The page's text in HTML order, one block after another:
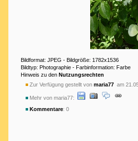
Bildformat: JPEG - Bildgröße: 1782x1536
Bildtyp: Photographie - Farbinformation: Farbe
Hinweis zu den Nutzungsrechten
Zur Verfügung gestellt von maria77 am
Mehr von maria77:
Kommentare: 0